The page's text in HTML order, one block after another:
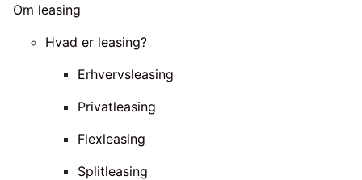
Om leasing
Hvad er leasing?
Erhvervsleasing
Privatleasing
Flexleasing
Splitleasing